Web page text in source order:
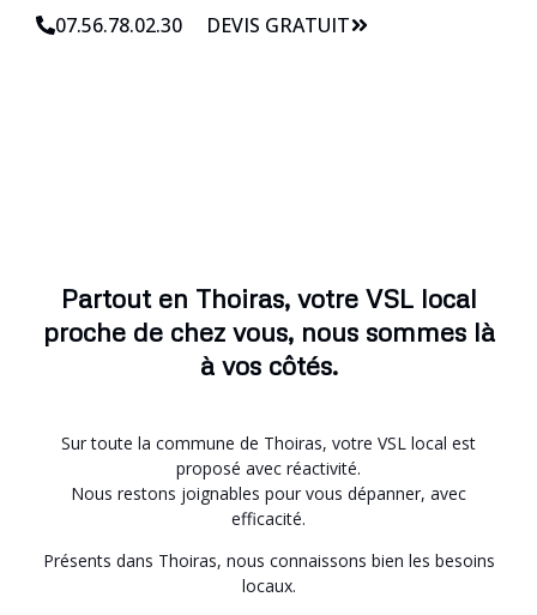
07.56.78.02.30 DEVIS GRATUIT
Partout en Thoiras, votre VSL local
proche de chez vous, nous sommes là
à vos côtés.
Sur toute la commune de Thoiras, votre VSL local est
proposé avec réactivité.
Nous restons joignables pour vous dépanner, avec
efficacité.
Présents dans Thoiras, nous connaissons bien les besoins
locaux.